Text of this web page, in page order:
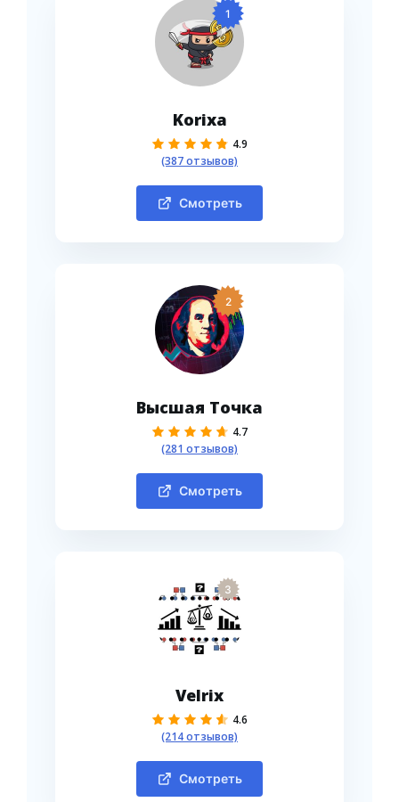
1
Korixa
4.9
(387 отзывов)
Смотреть
2
Высшая Точка
4.7
(281 отзывов)
Смотреть
3
Velrix
4.6
(214 отзывов)
Смотреть